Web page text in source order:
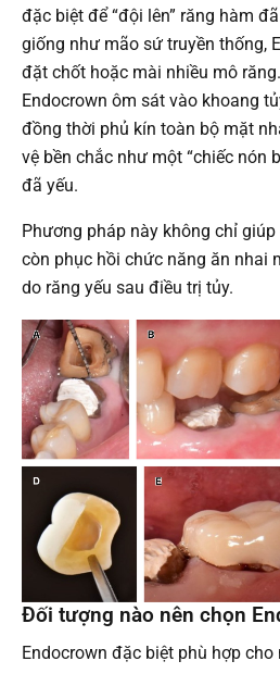
đặc biệt để “đội lên” răng hàm
giống như mão sứ truyền thống,
đặt chốt hoặc mài nhiều mô
Endocrown ôm sát vào khoang
đồng thời phủ kín toàn bộ mặt
vệ bền chắc như một “chiếc nón
đã yếu.
Phương pháp này không chỉ
còn phục hồi chức năng ăn nhai
do răng yếu sau điều trị tủy.
Đối tượng nào nên chọn
Endocrown đặc biệt phù hợp